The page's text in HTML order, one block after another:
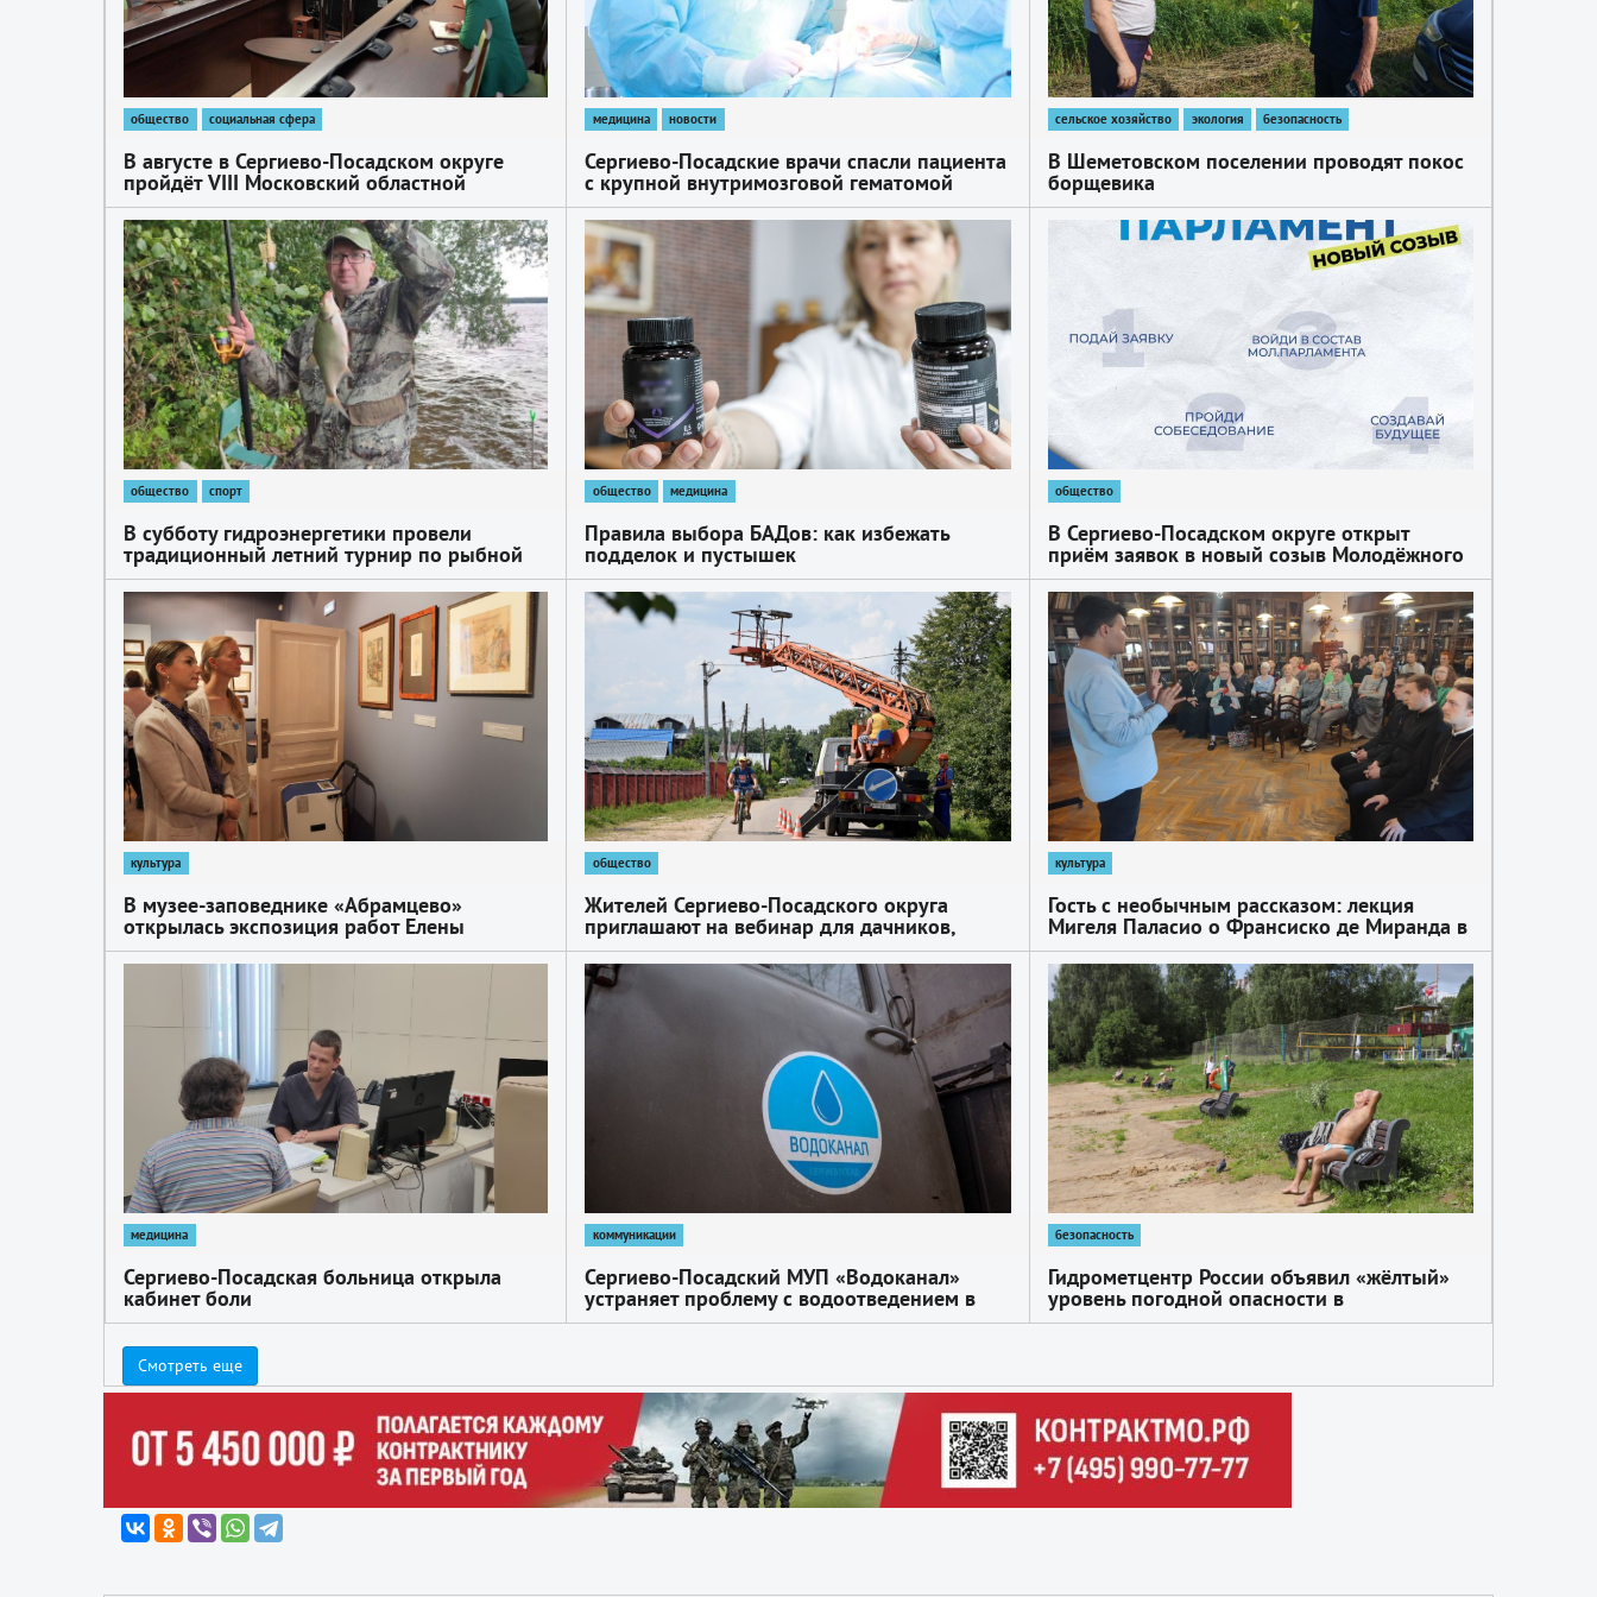
общество социальная сфера
В августе в Сергиево-Посадском округе
пройдёт VIII Московский областной
семейный Форум «Многодетная Россия».
Ожидается более 400 участников
медицина новости
Сергиево-Посадские врачи спасли пациента
с крупной внутримозговой гематомой
сельское хозяйство экология безопасность
В Шеметовском поселении проводят покос
борщевика
1
общество спорт
В субботу гидроэнергетики провели
традиционный летний турнир по рыбной
ловле
1
общество медицина
Правила выбора БАДов: как избежать
подделок и пустышек
общество
В Сергиево-Посадском округе открыт
приём заявок в новый созыв Молодёжного
парламента при Совете депутатов округа
1
культура
В музее-заповеднике «Абрамцево»
открылась экспозиция работ Елены
Поленовой — сестры знаменитого
художника
1
общество
Жителей Сергиево-Посадского округа
приглашают на вебинар для дачников,
который проводит компания «Россети
Московский регион»
1
культура
Гость с необычным рассказом: лекция
Мигеля Паласио о Франсиско де Миранда в
Сергиевом Посаде
медицина
Сергиево-Посадская больница открыла
кабинет боли
1
коммуникации
Сергиево-Посадский МУП «Водоканал»
устраняет проблему с водоотведением в
доме №45 по Ярославскому шоссе
1
безопасность
Гидрометцентр России объявил «жёлтый»
уровень погодной опасности в
Подмосковье с 7 по 11 июля
Смотреть еще